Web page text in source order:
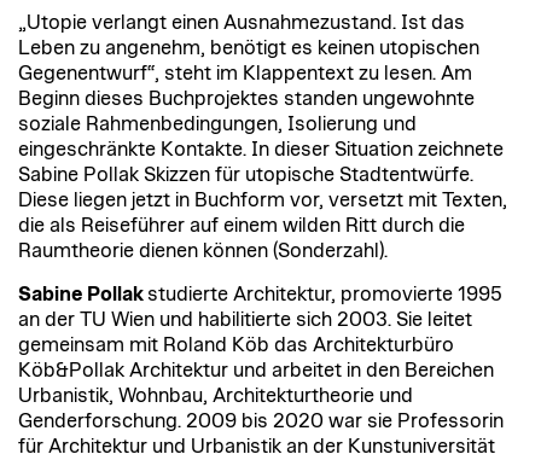
„Utopie verlangt einen Ausnahmezustand. Ist das
Leben zu angenehm, benötigt es keinen utopischen
Gegenentwurf“, steht im Klappentext zu lesen. Am
Beginn dieses Buchprojektes standen ungewohnte
soziale Rahmenbedingungen, Isolierung und
eingeschränkte Kontakte. In dieser Situation zeichnete
Sabine Pollak Skizzen für utopische Stadtentwürfe.
Diese liegen jetzt in Buchform vor, versetzt mit Texten,
die als Reiseführer auf einem wilden Ritt durch die
Raumtheorie dienen können (Sonderzahl).
Sabine Pollak studierte Architektur, promovierte 1995
an der TU Wien und habilitierte sich 2003. Sie leitet
gemeinsam mit Roland Köb das Architekturbüro
Köb&Pollak Architektur und arbeitet in den Bereichen
Urbanistik, Wohnbau, Architekturtheorie und
Genderforschung. 2009 bis 2020 war sie Professorin
für Architektur und Urbanistik an der Kunstuniversität